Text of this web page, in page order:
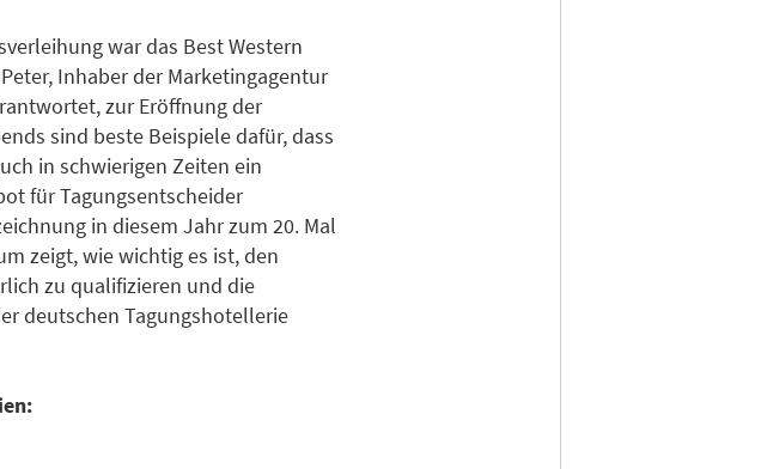
war das Best Western
Inhaber der Marketingagentur
zur Eröffnung der
sind beste Beispiele dafür, dass
in schwierigen Zeiten ein
für Tagungsentscheider
in diesem Jahr zum 20. Mal
zeigt, wie wichtig es ist, den
zu qualifizieren und die
deutschen Tagungshotellerie